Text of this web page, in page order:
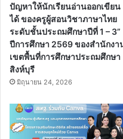
ปัญหาให้นักเรียนอ่านออกเขียน
ได้ ของครูผู้สอนวิชาภาษาไทย
ระดับชั้นประถมศึกษาปีที่ 1 – 3”
ปีการศึกษา 2569 ของสำนักงา
เขตพื้นที่การศึกษาประถมศึกษา
สิงห์บุรี
มิถุนายน 24, 2026